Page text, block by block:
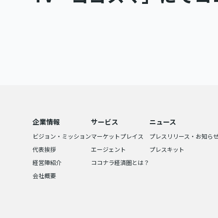
企業情報
ビジョン・ミッション
代表挨拶
経営陣紹介
会社概要
サービス
マーケットプレイス
エージェント
ココナラ経済圏とは？
ニュース
プレスリリース・お知ら
プレスキット